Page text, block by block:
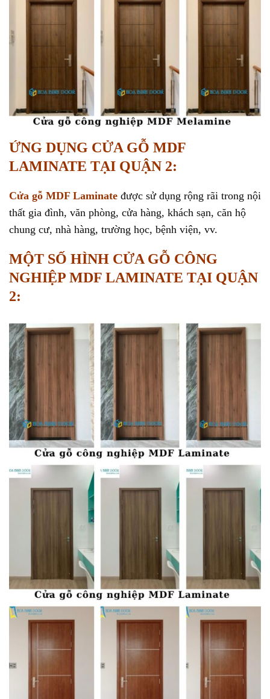
ỨNG DỤNG CỬA GỖ MDF
LAMINATE TẠI QUẬN 2:
Cửa gỗ MDF Laminate được sử dụng rộng rãi trong nội
thất gia đình, văn phòng, cửa hàng, khách sạn, căn hộ
chung cư, nhà hàng, trường học, bệnh viện, vv.
MỘT SỐ HÌNH CỬA GỖ CÔNG
NGHIỆP MDF LAMINATE TẠI QUẬN
2: